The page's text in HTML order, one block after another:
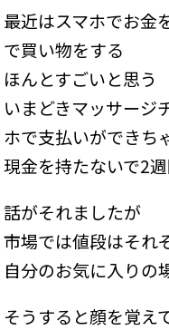
最近はスマホでお金
で買い物をする
ほんとすごいと思う
いまどきマッサージ
ホで支払いができち
現金を持たないで2
話がそれましたが
市場では値段はそれ
自分のお気に入りの
そうすると顔を覚え